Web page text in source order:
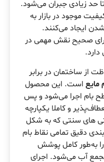
حد زیادی جبران می‌شود.
موجود در بازار به
ایجاد می‌کنند.
صحیح نقش مهمی در
از ساختمان در برابر
مایع است. این محصول
بام اجرا می‌شود و پس
و کاملا یکپارچه
های سنتی که به شکل
دقیق تمامی نقاط بام
را به‌طور کامل پوشش
آب می‌شود. اجرای